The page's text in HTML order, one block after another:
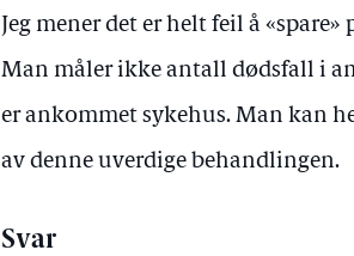
Jeg mener det er helt feil å
Man måler ikke antall dødsfall i
er ankommet sykehus. Man kan
av denne uverdige behandlingen.
Svar